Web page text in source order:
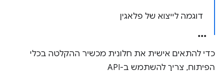
דוגמה לייצוא של פלאגין
כדי להתאים אישית את חלונית מכשיר ההקלטה בכלי
הפיתוח, צריך להשתמש ב-API